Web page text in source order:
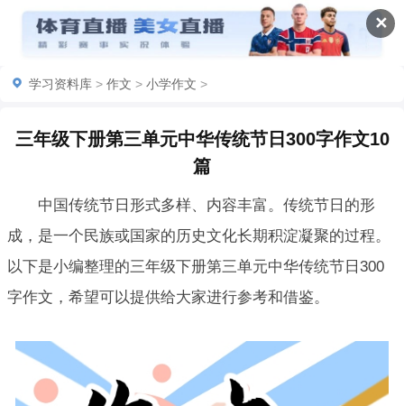
✕
学习资料库 > 作文 > 小学作文 >
三年级下册第三单元中华传统节日300字作文10
篇
中国传统节日形式多样、内容丰富。传统节日的形
成，是一个民族或国家的历史文化长期积淀凝聚的过程。
以下是小编整理的三年级下册第三单元中华传统节日300
字作文，希望可以提供给大家进行参考和借鉴。